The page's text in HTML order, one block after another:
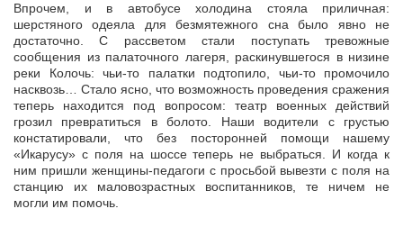
Впрочем, и в автобусе холодина стояла приличная:
шерстяного одеяла для безмятежного сна было явно не
достаточно. С рассветом стали поступать тревожные
сообщения из палаточного лагеря, раскинувшегося в низине
реки Колочь: чьи-то палатки подтопило, чьи-то промочило
насквозь… Стало ясно, что возможность проведения сражения
теперь находится под вопросом: театр военных действий
грозил превратиться в болото. Наши водители с грустью
констатировали, что без посторонней помощи нашему
«Икарусу» с поля на шоссе теперь не выбраться. И когда к
ним пришли женщины-педагоги с просьбой вывезти с поля на
станцию их маловозрастных воспитанников, те ничем не
могли им помочь.